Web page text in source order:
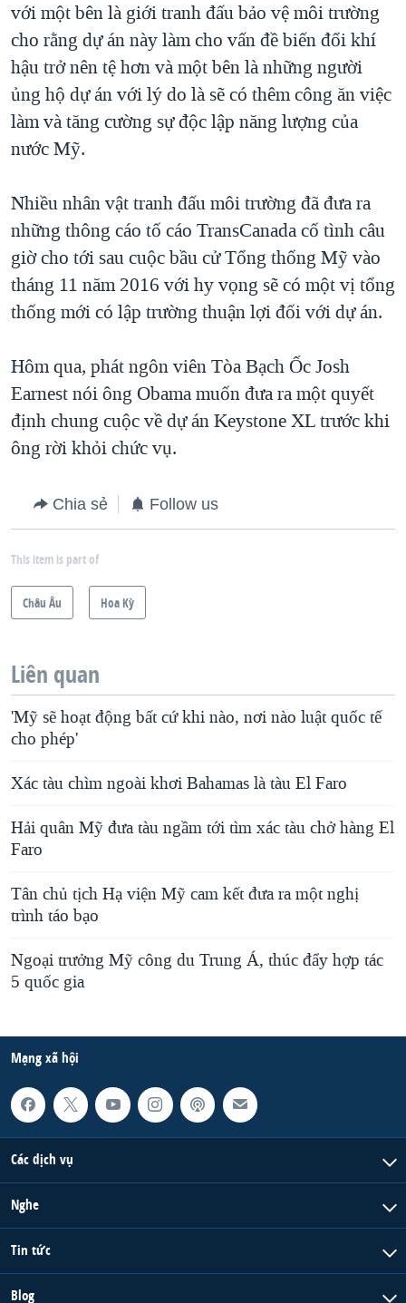
với một bên là giới tranh đấu bảo vệ môi trường
cho rằng dự án này làm cho vấn đề biến đổi khí
hậu trở nên tệ hơn và một bên là những người
ủng hộ dự án với lý do là sẽ có thêm công ăn việc
làm và tăng cường sự độc lập năng lượng của
nước Mỹ.
Nhiều nhân vật tranh đấu môi trường đã đưa ra
những thông cáo tố cáo TransCanada cố tình câu
giờ cho tới sau cuộc bầu cử Tổng thống Mỹ vào
tháng 11 năm 2016 với hy vọng sẽ có một vị tổng
thống mới có lập trường thuận lợi đối với dự án.
Hôm qua, phát ngôn viên Tòa Bạch Ốc Josh
Earnest nói ông Obama muốn đưa ra một quyết
định chung cuộc về dự án Keystone XL trước khi
ông rời khỏi chức vụ.
Chia sẻ Follow us
This item is part of
Châu Âu Hoa Kỳ
Liên quan
'Mỹ sẽ hoạt động bất cứ khi nào, nơi nào luật quốc tế
cho phép'
Xác tàu chìm ngoài khơi Bahamas là tàu El Faro
Hải quân Mỹ đưa tàu ngầm tới tìm xác tàu chở hàng El
Faro
Tân chủ tịch Hạ viện Mỹ cam kết đưa ra một nghị
trình táo bạo
Ngoại trưởng Mỹ công du Trung Á, thúc đẩy hợp tác
5 quốc gia
Mạng xã hội
Các dịch vụ
Nghe
Tin tức
Blog